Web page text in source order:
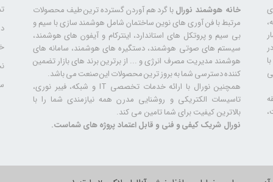
خانه هوشمند نورالبا گرد هم آوردن گسترده ترین طیف محصولات
مرتبط با فن آوری های نوین ساختمان شامل هوشمند سازی با سیم و
بی سیم و پروتکل های استاندارد، اینترکام و آیفون های هوشمند،
سیستم های صوتی هوشمند، دستگیره های هوشمند، سامانه های
هوشمند مدیریت مصرف انرژی و ... از برترین برند های بازار تضمین
کننده دسترسی شما به بروز ترین محصولات این صنعت می باشد.
همچنین نورال با ارائه خدمات تخصصی IT و شبکه، فیبر نوری،
تاسیسات الکتریکی و روشنایی مدرن همه نیازمندی شما را با
بالاترین کیفیت برای شما تامین می کند.
نورال شریک کیفی و فنی و قابل اعتماد پروژه های شماست.